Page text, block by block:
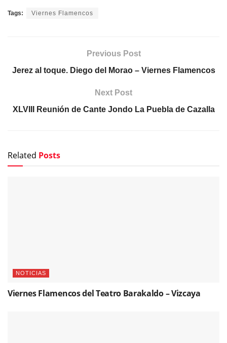
Tags: Viernes Flamencos
Previous Post
Jerez al toque. Diego del Morao – Viernes Flamencos
Next Post
XLVIII Reunión de Cante Jondo La Puebla de Cazalla
Related Posts
NOTICIAS
Viernes Flamencos del Teatro Barakaldo – Vizcaya